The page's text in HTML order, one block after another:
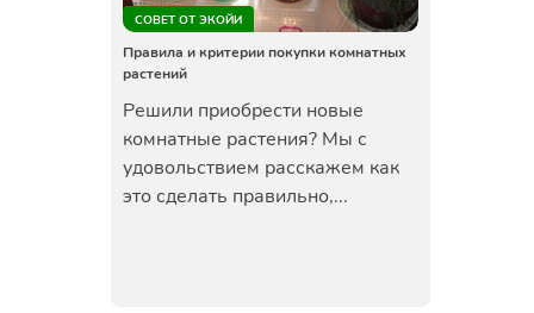
СОВЕТ ОТ ЭКОЙИ
Правила и критерии покупки комнатных
растений
Решили приобрести новые
комнатные растения? Мы с
удовольствием расскажем как
это сделать правильно,...